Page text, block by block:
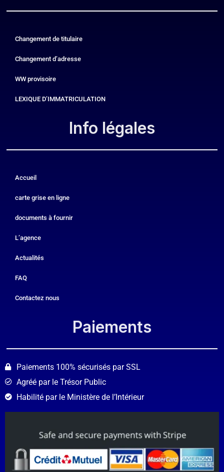
Changement de titulaire
Changement d’adresse
WW provisoire
LEXIQUE D’IMMATRICULATION
Info légales​
Accueil
carte grise en ligne
documents à fournir
L’agence
Actualités
FAQ
Contactez nous
Paiements​
Paiements 100% sécurisés par SSL
Agréé par le Trésor Public
Habilité par le Ministère de l’Intérieur